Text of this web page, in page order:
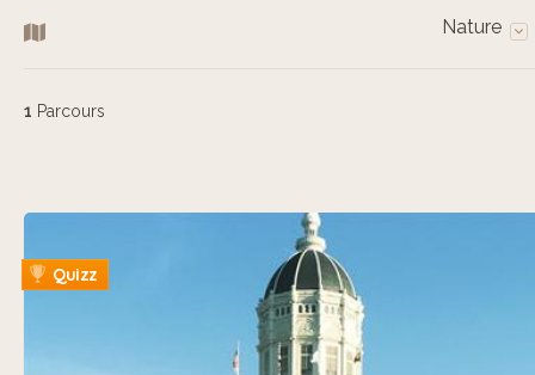
Nature
1 Parcours
Quizz